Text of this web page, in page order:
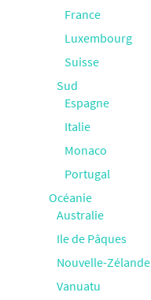
France
Luxembourg
Suisse
Sud
Espagne
Italie
Monaco
Portugal
Océanie
Australie
Ile de Pâques
Nouvelle-Zélande
Vanuatu